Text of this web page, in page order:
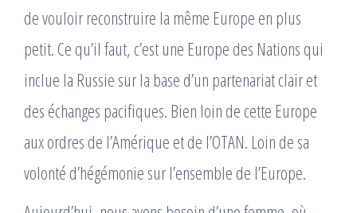
de vouloir reconstruire la même Europe en plus
petit. Ce qu’il faut, c’est une Europe des Nations qui
inclue la Russie sur la base d’un partenariat clair et
des échanges pacifiques. Bien loin de cette Europe
aux ordres de l’Amérique et de l’OTAN. Loin de sa
volonté d’hégémonie sur l’ensemble de l’Europe.